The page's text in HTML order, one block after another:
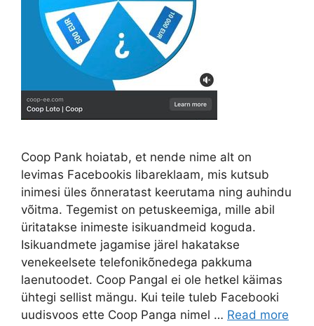
Coop Pank hoiatab, et nende nime alt on
levimas Facebookis libareklaam, mis kutsub
inimesi üles õnneratast keerutama ning auhindu
võitma. Tegemist on petuskeemiga, mille abil
üritatakse inimeste isikuandmeid koguda.
Isikuandmete jagamise järel hakatakse
venekeelsete telefonikõnedega pakkuma
laenutoodet. Coop Pangal ei ole hetkel käimas
ühtegi sellist mängu. Kui teile tuleb Facebooki
uudisvoos ette Coop Panga nimel … Read more